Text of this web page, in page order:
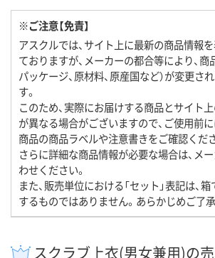
※ご注意【免責】
アスクルでは、サイト上に最新の商品情報
ておりますが、メーカーの都合等により、商品
パッケージ、原材料、原産国など）が変更さ
す。
このため、実際にお届けする商品とサイト
が異なる場合がございますので、ご使用前
商品の商品ラベルや注意書きをご確認くださ
さらに詳細な商品情報が必要な場合は、メ
わせください。
また、販売単位における「セット」表記は、
するものではありません。あらかじめご了承
スクラブ上衣(男女兼用)の